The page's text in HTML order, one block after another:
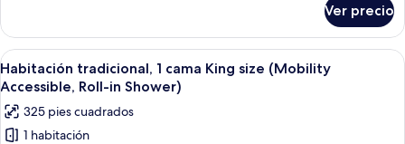
size
(Mobility
Accessible,
Tub)
tradicional,
cama
King
(Mobility
Accessible,
Ver precio
Abrir
todas
las
fotos
Una habitación de hotel moderna
3
Habitación tradicional, 1 cama King size (Mobility
Accessible, Roll-in Shower)
325 pies cuadrados
1 habitación